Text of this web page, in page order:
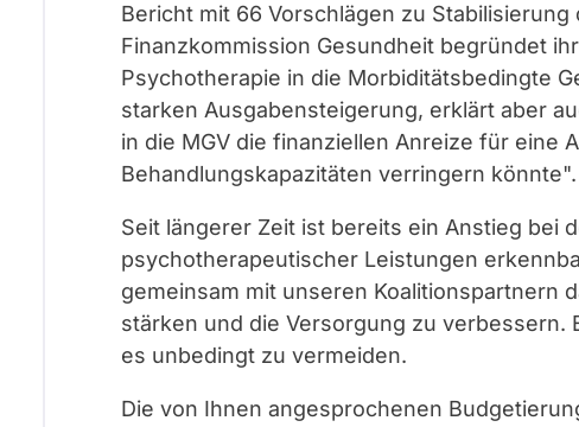
Bericht mit 66 Vorschlägen zu
Finanzkommission Gesundheit begründet
Psychotherapie in die Morbiditätsbedingte
starken Ausgabensteigerung, erklärt aber
in die MGV die finanziellen Anreize für eine
Behandlungskapazitäten verringern könnte".
Seit längerer Zeit ist bereits ein Anstieg bei
psychotherapeutischer Leistungen
gemeinsam mit unseren Koalitionspartnern
stärken und die Versorgung zu
es unbedingt zu vermeiden.
Die von Ihnen angesprochenen